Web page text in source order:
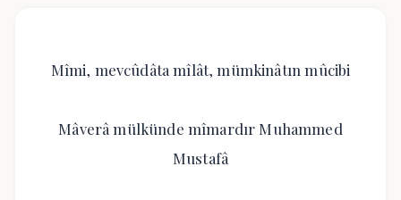
Mîmi, mevcûdâta mîlât, mümkinâtın mûcibi
Mâverâ mülkünde mîmardır Muhammed
Mustafâ